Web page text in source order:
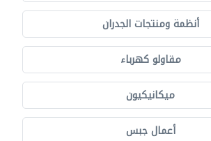
أنظمة ومنتجات الجدران
مقاولو كهرباء
ميكانيكيون
أعمال جبس